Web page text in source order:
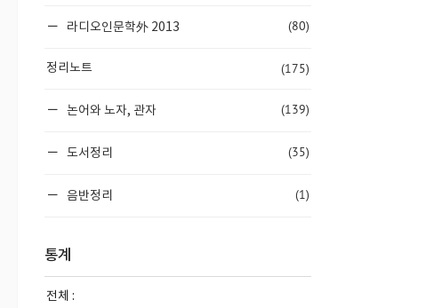
라디오인문학外 2013 (80)
정리노트 (175)
논어와 노자, 관자 (139)
도서정리 (35)
음반정리 (1)
통계
전체 :